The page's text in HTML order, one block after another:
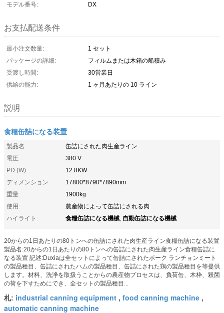
モデル番号:
DX
お支払配送条件
最小注文数量:
1 セット
パッケージの詳細:
フィルムまたは木箱の船積み
受渡し時間:
30営業日
供給の能力:
1 ヶ月あたりの 10 ライン
説明
食糧缶詰になる装置
製品名:
缶詰にされた肉生産ライン
電圧:
380 V
PD (W):
12.8KW
ディメンション:
17800*8790*7890mm
重量:
1900kg
使用:
農産物によって缶詰にされる肉
ハイライト:
食糧缶詰になる機械, 自動缶詰になる機械
20からの1日あたりの80トンへの缶詰にされた肉生産ライン食糧缶詰になる装置
製品名:20からの1日あたりの80トンへの缶詰にされた肉生産ライン食糧缶詰に
なる装置 記述:Duxiaは全セットによって缶詰にされたポーク ランチョンミート
の製品種目、缶詰にされたハムの製品種目、缶詰にされた鶏の製品種目を等提供
します。材料、洗浄を取扱うことからの農産物プロセスは、負荷缶、木枠、殺菌
の荷を下すためにでき、全セットの製品種目...
札: industrial canning equipment , food canning machine ,
automatic canning machine